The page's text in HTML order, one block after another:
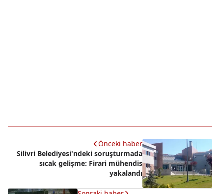
Önceki haber
Silivri Belediyesi'ndeki soruşturmada
sıcak gelişme: Firari mühendis
yakalandı